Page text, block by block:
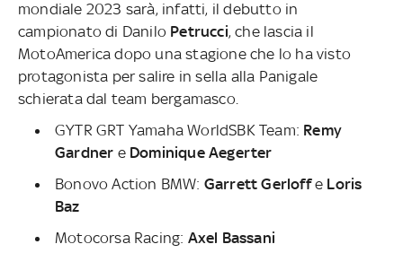
mondiale 2023 sarà, infatti, il debutto in
campionato di Danilo Petrucci, che lascia il
MotoAmerica dopo una stagione che lo ha visto
protagonista per salire in sella alla Panigale
schierata dal team bergamasco.
GYTR GRT Yamaha WorldSBK Team: Remy
Gardner e Dominique Aegerter
Bonovo Action BMW: Garrett Gerloffe Loris
Baz
Motocorsa Racing: Axel Bassani